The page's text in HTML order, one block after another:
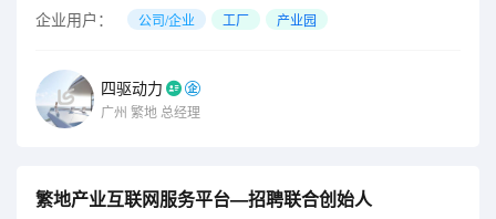
企业用户： 公司/企业 工厂 产业园
四驱动力
广州 繁地 总经理
繁地产业互联网服务平台—招聘联合创始人